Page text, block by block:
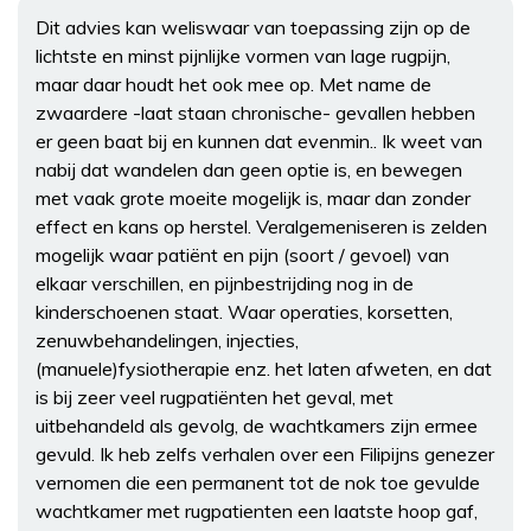
Dit advies kan weliswaar van toepassing zijn op de
lichtste en minst pijnlijke vormen van lage rugpijn,
maar daar houdt het ook mee op. Met name de
zwaardere -laat staan chronische- gevallen hebben
er geen baat bij en kunnen dat evenmin.. Ik weet van
nabij dat wandelen dan geen optie is, en bewegen
met vaak grote moeite mogelijk is, maar dan zonder
effect en kans op herstel. Veralgemeniseren is zelden
mogelijk waar patiënt en pijn (soort / gevoel) van
elkaar verschillen, en pijnbestrijding nog in de
kinderschoenen staat. Waar operaties, korsetten,
zenuwbehandelingen, injecties,
(manuele)fysiotherapie enz. het laten afweten, en dat
is bij zeer veel rugpatiënten het geval, met
uitbehandeld als gevolg, de wachtkamers zijn ermee
gevuld. Ik heb zelfs verhalen over een Filipijns genezer
vernomen die een permanent tot de nok toe gevulde
wachtkamer met rugpatienten een laatste hoop gaf,